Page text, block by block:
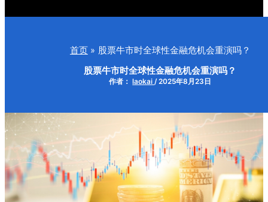
首页 股票牛市时全球性金融危机会重演吗？
股票牛市时全球性金融危机会重演吗？
作者： laokai /2025年8月23日